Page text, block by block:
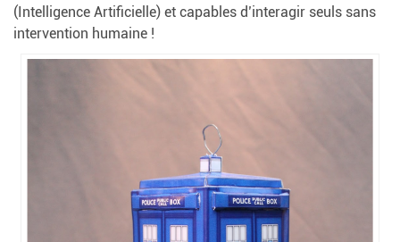
(Intelligence Artificielle) et capables d’interagir seuls sans
intervention humaine !